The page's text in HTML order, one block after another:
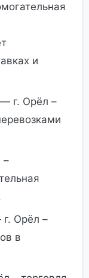
и
— г. Орёл –
–
Орёл –
в